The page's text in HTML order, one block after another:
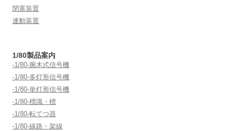
閉塞装置
連動装置
1/80製品案内
-1/80-腕木式信号機
-1/80-多灯形信号機
-1/80-単灯形信号機
-1/80-標識・標
-1/80-転てつ器
-1/80-線路・架線